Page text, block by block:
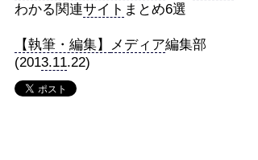
わかる関連サイト まとめ6選
【執筆・編集】 メディア編集部
(2013.11.22)